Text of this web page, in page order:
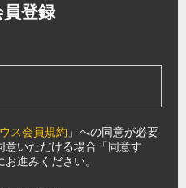
登録
ス会員規約 」への同意が必要
意いただける場合「同意す
進みください。